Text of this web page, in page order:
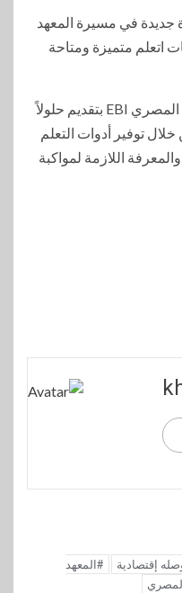
جديدة في مسيرة المعهد
اتعلم متميزة ومتاحة
كما يعكس التزام المعهد المصرفي المصري EBI بتقديم حلولاً
توفير أدوات التعلم
اللازمة لمواكبة
#المعهد